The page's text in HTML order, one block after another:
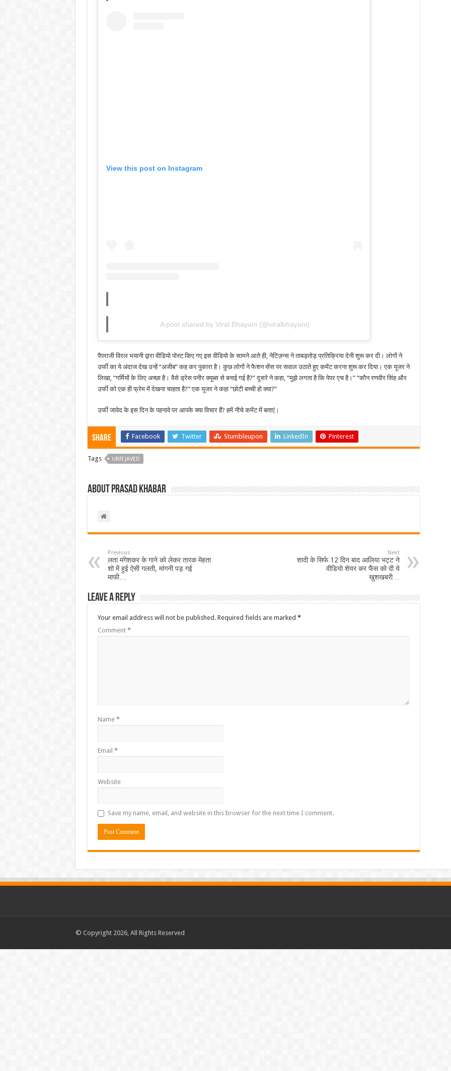
View this post on Instagram
A post shared by Viral Bhayani (@viralbhayani)
पैपराजी विरल भयानी द्वारा वीडियो पोस्ट किए गए इस वीडियो के सामने आते ही, नेटिज़न्स ने ताबड़तोड़ प्रतिक्रिया देनी शुरू कर दी। लोगों ने
उर्फी का ये अंदाज देख उन्हें “अजीब” कह कर पुकारा है। कुछ लोगों ने फैशन सेंस पर सवाल उठाते हुए कमेंट करना शुरू कर दिया। एक यूजर ने
लिखा, “गर्मियों के लिए अच्छा है। वैसे ड्रेस पनीर क्यूब्स से बनाई गई है?” दूसरे ने कहा, “मुझे लगता है कि पेपर एच है।” “कौन रणवीर सिंह और
उर्फी को एक ही फ्रेम में देखना चाहता है?” एक यूजर ने कहा “छोटी बच्ची हो क्या?”
उर्फी जावेद के इस दिन के पहनावे पर आपके क्या विचार हैं? हमें नीचे कमेंट में बताएं।
Share Facebook Twitter Stumbleupon LinkedIn Pinterest
Tags URFI JAVED
About Prasad Khabar
Previous
लता मंगेशकर के गाने को लेकर तारक मेहता
शो में हुई ऐसी गलती, मांगनी पड़ गई
माफी…
Next
शादी के सिर्फ 12 दिन बाद आलिया भट्ट ने
वीडियो शेयर कर फैंस को दी ये
खुशखबरी…
Leave a Reply
Your email address will not be published. Required fields are marked *
Comment *
Name *
Email *
Website
Save my name, email, and website in this browser for the next time I comment.
© Copyright 2026, All Rights Reserved